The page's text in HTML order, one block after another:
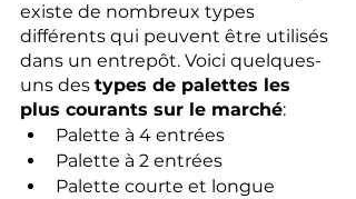
existe de nombreux types
différents qui peuvent être utilisés
dans un entrepôt. Voici quelques-
uns des types de palettes les
plus courants sur le marché:
Palette à 4 entrées
Palette à 2 entrées
Palette courte et longue